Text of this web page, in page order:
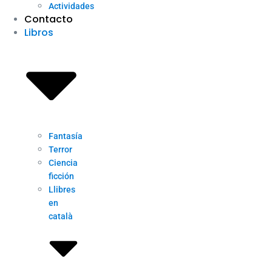
Actividades
Contacto
Libros
Fantasía
Terror
Ciencia
ficción
Llibres
en
català